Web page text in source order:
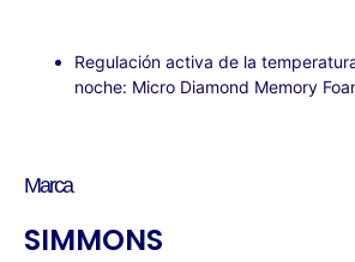
Regulación activa de la
noche: Micro Diamond Memory
Marca
SIMMONS